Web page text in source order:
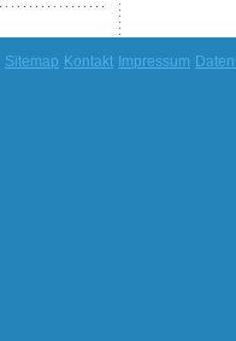
Sitemap Kontakt Impressum